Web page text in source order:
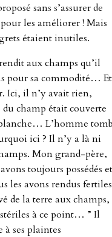
sans s’assurer de
les améliorer ! Mais
étaient inutiles.
aux champs qu’il
pour sa commodité… Et
Ici, il n’y avait rien,
champ était couverte
L’homme
ici ? Il n’y a là ni
Mon grand-père,
toujours possédés
les avons rendus
de la terre aux champs,
à ce point… ” Il
ses plaintes